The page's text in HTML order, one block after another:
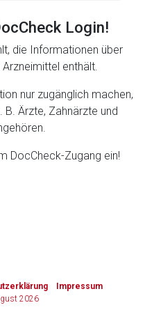
Login!
die Informationen über
enthält.
nur zugänglich machen,
B. Ärzte, Zahnärzte und
DocCheck-Zugang ein!
Impressum
2026
liste.de Zur Seite